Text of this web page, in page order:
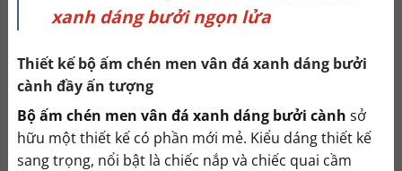
xanh dáng bưởi ngọn lửa
Thiết kế bộ ấm chén men vân đá xanh dáng bưởi
cành đầy ấn tượng
Bộ ấm chén men vân đá xanh dáng bưởi cành sở
hữu một thiết kế có phần mới mẻ. Kiểu dáng thiết kế
sang trọng, nổi bật là chiếc nắp và chiếc quai cầm